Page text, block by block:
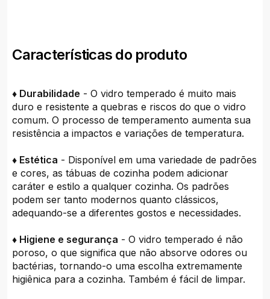
Características do produto
♦ Durabilidade - O vidro temperado é muito mais
duro e resistente a quebras e riscos do que o vidro
comum. O processo de temperamento aumenta sua
resistência a impactos e variações de temperatura.
♦ Estética - Disponível em uma variedade de padrões
e cores, as tábuas de cozinha podem adicionar
caráter e estilo a qualquer cozinha. Os padrões
podem ser tanto modernos quanto clássicos,
adequando-se a diferentes gostos e necessidades.
♦ Higiene e segurança - O vidro temperado é não
poroso, o que significa que não absorve odores ou
bactérias, tornando-o uma escolha extremamente
higiênica para a cozinha. Também é fácil de limpar.